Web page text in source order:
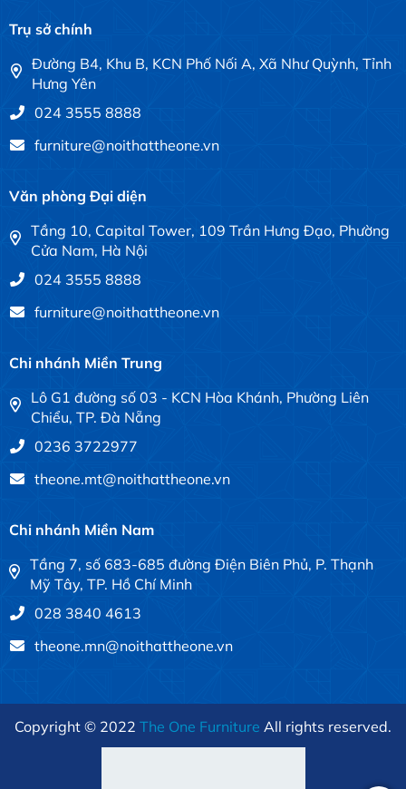
Trụ sở chính
Đường B4, Khu B, KCN Phố Nối A, Xã Như Quỳnh, Tỉnh
Hưng Yên
024 3555 8888
furniture@noithattheone.vn
Văn phòng Đại diện
Tầng 10, Capital Tower, 109 Trần Hưng Đạo, Phường
Cửa Nam, Hà Nội
024 3555 8888
furniture@noithattheone.vn
Chi nhánh Miền Trung
Lô G1 đường số 03 - KCN Hòa Khánh, Phường Liên
Chiểu, TP. Đà Nẵng
0236 3722977
theone.mt@noithattheone.vn
Chi nhánh Miền Nam
Tầng 7, số 683-685 đường Điện Biên Phủ, P. Thạnh
Mỹ Tây, TP. Hồ Chí Minh
028 3840 4613
theone.mn@noithattheone.vn
Copyright © 2022 The One Furniture All rights reserved.